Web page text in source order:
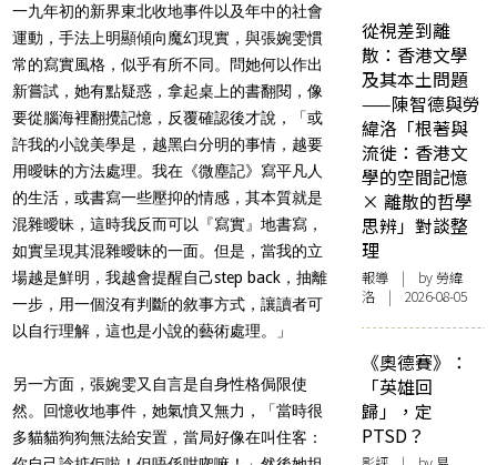
一九年初的新界東北收地事件以及年中的社會
運動，手法上明顯傾向魔幻現實，與張婉雯慣
常的寫實風格，似乎有所不同。問她何以作出
新嘗試，她有點疑惑，拿起桌上的書翻閱，像
要從腦海裡翻攪記憶，反覆確認後才說，「或
許我的小說美學是，越黑白分明的事情，越要
用曖昧的方法處理。我在《微塵記》寫平凡人
的生活，或書寫一些壓抑的情感，其本質就是
混雜曖昧，這時我反而可以『寫實』地書寫，
如實呈現其混雜曖昧的一面。但是，當我的立
場越是鮮明，我越會提醒自己step back，抽離
一步，用一個沒有判斷的敘事方式，讓讀者可
以自行理解，這也是小說的藝術處理。」
另一方面，張婉雯又自言是自身性格侷限使
然。回憶收地事件，她氣憤又無力，「當時很
多貓貓狗狗無法給安置，當局好像在叫住客：
從視差到離
散：香港文學
及其本土問題
——陳智德與勞
緯洛「根著與
流徙：香港文
學的空間記憶
× 離散的哲學
思辨」對談整
理
報導 | by 勞緯
洛 | 2026-08-05
《奧德賽》：
「英雄回
歸」，定
PTSD？